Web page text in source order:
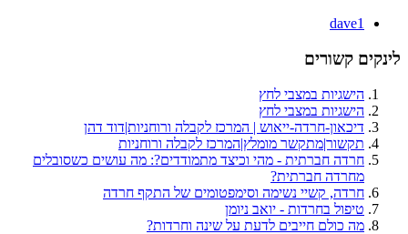
dave1
לינקים קשורים
הישגיות במצבי לחץ
הישגיות במצבי לחץ
דיכאון-חרדה-ייאוש | המרכז לקבלה ורוחניות|דוד דהן
תקשור|מתקשר מומלץ|המרכז לקבלה ורוחניות
חרדה חברתית - מהי וכיצד מתמודדים?: מה עושים כשסובלים
מחרדה חברתית?
חרדה, קשיי נשימה וסימפטומים של התקף חרדה
טיפול בחרדות - יואב ניומן
מה כולם חייבים לדעת על שינה וחרדות?